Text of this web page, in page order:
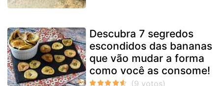
Descubra 7 segredos
escondidos das bananas
que vão mudar a forma
como você as consome!